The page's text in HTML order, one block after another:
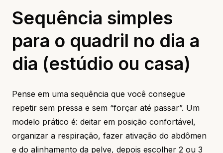
Sequência simples
para o quadril no dia a
dia (estúdio ou casa)
Pense em uma sequência que você consegue
repetir sem pressa e sem “forçar até passar”. Um
modelo prático é: deitar em posição confortável,
organizar a respiração, fazer ativação do abdômen
e do alinhamento da pelve, depois escolher 2 ou 3